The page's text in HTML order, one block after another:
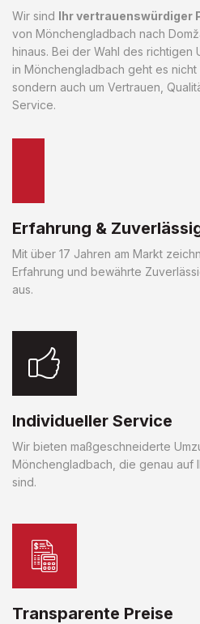
Wir sind Ihr vertrauenswürdiger
von Mönchengladbach nach
hinaus. Bei der Wahl des richtigen
in Mönchengladbach geht es nicht
sondern auch um Vertrauen,
Service.
Erfahrung &
Mit über 17 Jahren am Markt
Erfahrung und bewährte
aus.
Individueller Service
Wir bieten maßgeschneiderte
Mönchengladbach, die genau auf
sind.
Transparente Preise